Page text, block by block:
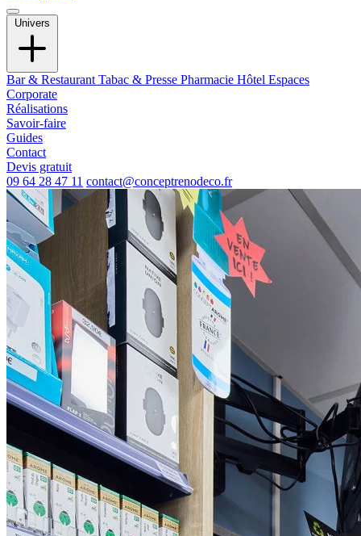
Univers
Bar & Restaurant Tabac & Presse Pharmacie Hôtel Espaces
Corporate
Réalisations
Savoir-faire
Guides
Contact
Devis gratuit
09 64 28 47 11 contact@conceptrenodeco.fr